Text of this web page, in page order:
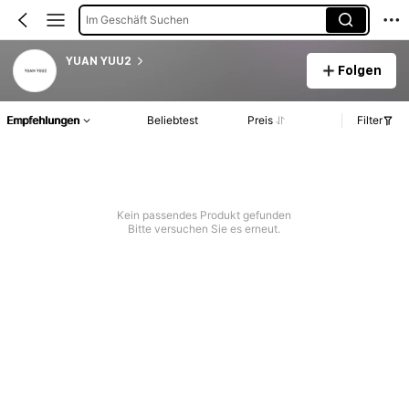
Im Geschäft Suchen
YUAN YUU2
Folgen
Empfehlungen Beliebtest Preis Filter
Kein passendes Produkt gefunden
Bitte versuchen Sie es erneut.